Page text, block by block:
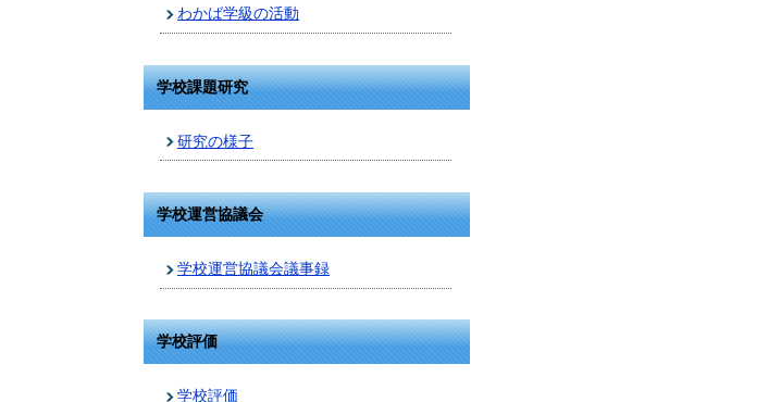
わかば学級の活動
学校課題研究
研究の様子
学校運営協議会
学校運営協議会議事録
学校評価
学校評価